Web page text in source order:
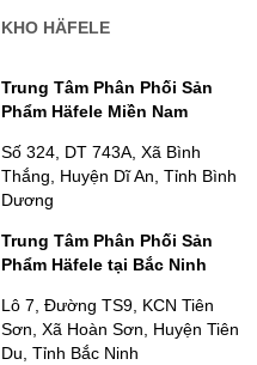
KHO HÄFELE
Trung Tâm Phân Phối Sản
Phẩm Häfele Miền Nam
Số 324, DT 743A, Xã Bình
Thắng, Huyện Dĩ An, Tỉnh Bình
Dương
Trung Tâm Phân Phối Sản
Phẩm Häfele tại Bắc Ninh
Lô 7, Đường TS9, KCN Tiên
Sơn, Xã Hoàn Sơn, Huyện Tiên
Du, Tỉnh Bắc Ninh